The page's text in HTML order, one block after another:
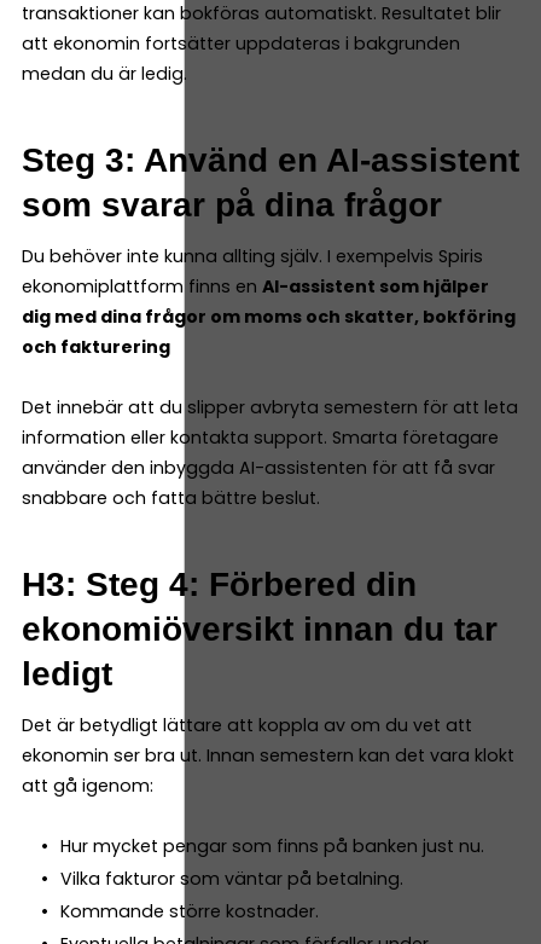
transaktioner kan bokföras automatiskt. Resultatet blir
att ekonomin fortsätter uppdateras i bakgrunden
medan du är ledig.
Steg 3: Använd en AI-assistent
som svarar på dina frågor
Du behöver inte kunna allting själv. I exempelvis Spiris
ekonomiplattform finns en AI-assistent som hjälper
dig med dina frågor om moms och skatter, bokföring
och fakturering
Det innebär att du slipper avbryta semestern för att leta
information eller kontakta support. Smarta företagare
använder den inbyggda AI-assistenten för att få svar
snabbare och fatta bättre beslut.
H3: Steg 4: Förbered din
ekonomiöversikt innan du tar
ledigt
Det är betydligt lättare att koppla av om du vet att
ekonomin ser bra ut. Innan semestern kan det vara klokt
att gå igenom:
Hur mycket pengar som finns på banken just nu.
Vilka fakturor som väntar på betalning.
Kommande större kostnader.